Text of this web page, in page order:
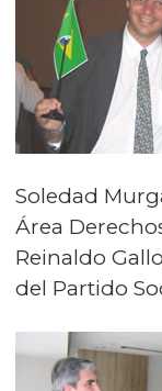
Soledad
Área
Reinaldo
del Partido